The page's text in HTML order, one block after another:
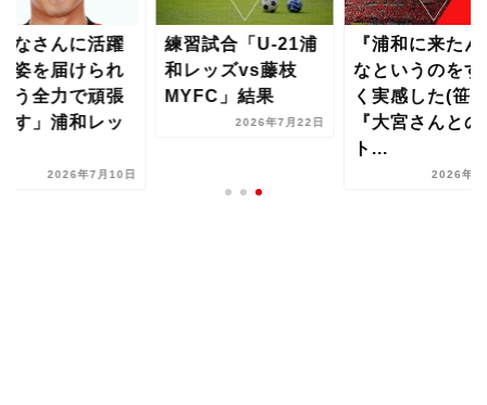
なさんに活躍
姿を届けられ
う全力で頑張
す」浦和レッ
2026年7月10日
練習試合「U-21浦
和レッズvs藤枝
MYFC」結果
2026年7月22日
『浦和に来たん
なというのをす
く実感した(笹)
『大宮さんとの
ト...
2026年8